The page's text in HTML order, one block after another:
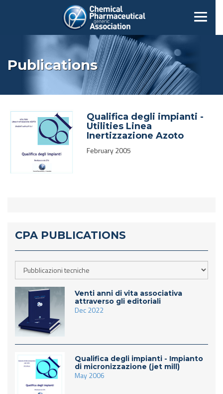
Publications
Qualifica degli impianti -
Utilities Linea
Inertizzazione Azoto
February 2005
CPA PUBLICATIONS
Venti anni di vita associativa
attraverso gli editoriali
Dec 2022
Qualifica degli impianti - Impianto
di micronizzazione (jet mill)
May 2006